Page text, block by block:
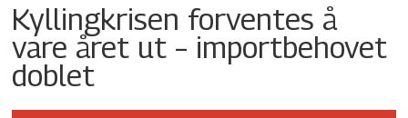
Kyllingkrisen forventes å
vare året ut – importbehovet
doblet